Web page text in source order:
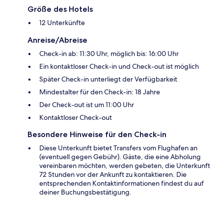
Größe des Hotels
12 Unterkünfte
Anreise/Abreise
Check-in ab: 11:30 Uhr, möglich bis: 16:00 Uhr
Ein kontaktloser Check-in und Check-out ist möglich
Später Check-in unterliegt der Verfügbarkeit
Mindestalter für den Check-in: 18 Jahre
Der Check-out ist um 11:00 Uhr
Kontaktloser Check-out
Besondere Hinweise für den Check-in
Diese Unterkunft bietet Transfers vom Flughafen an
(eventuell gegen Gebühr). Gäste, die eine Abholung
vereinbaren möchten, werden gebeten, die Unterkunft
72 Stunden vor der Ankunft zu kontaktieren. Die
entsprechenden Kontaktinformationen findest du auf
deiner Buchungsbestätigung.